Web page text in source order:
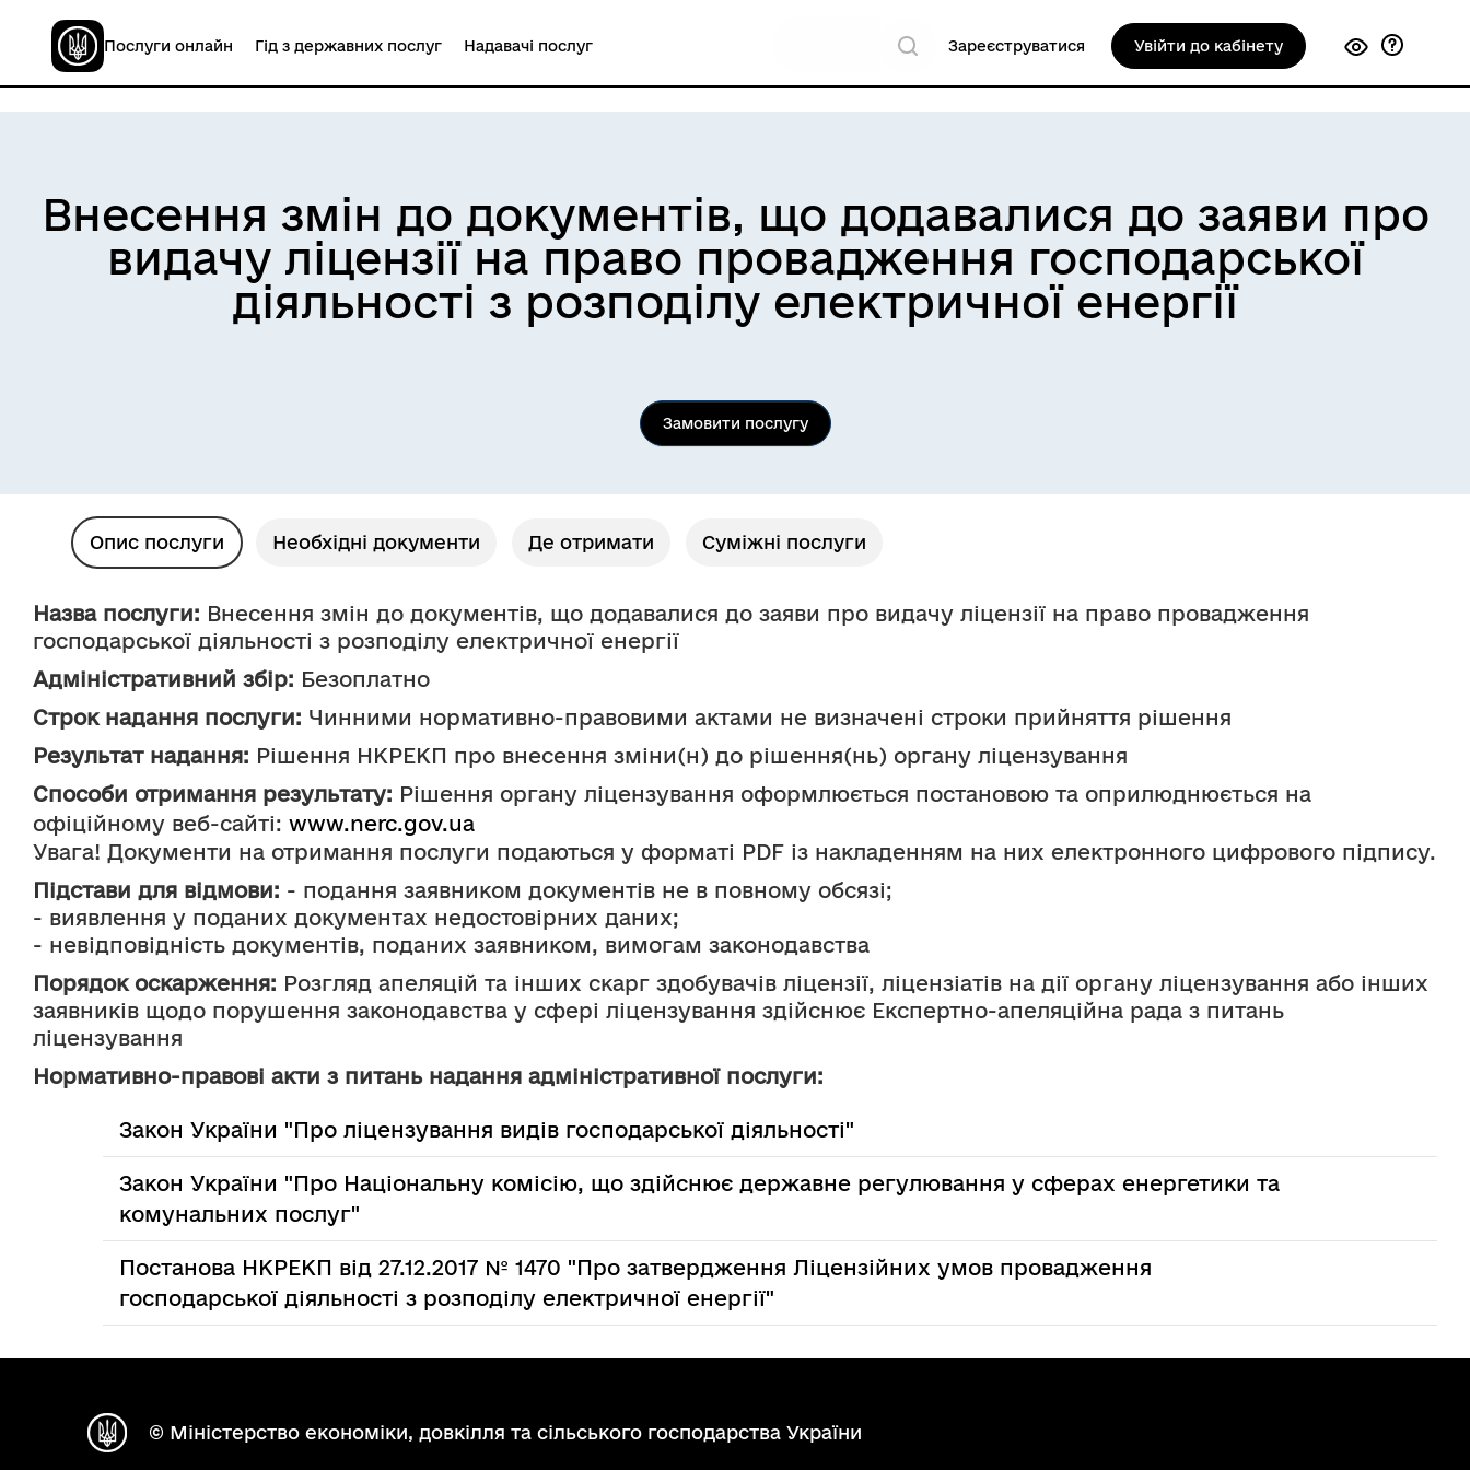
Послуги онлайн Гід з державних послуг Надавачі послуг Зареєструватися Увійти до кабінету
Внесення змін до документів, що додавалися до заяви про
видачу ліцензії на право провадження господарської
діяльності з розподілу електричної енергії
Замовити послугу
Опис послуги Необхідні документи Де отримати Суміжні послуги
Назва послуги: Внесення змін до документів, що додавалися до заяви про видачу ліцензії на право провадження
господарської діяльності з розподілу електричної енергії
Адміністративний збір: Безоплатно
Строк надання послуги: Чинними нормативно-правовими актами не визначені строки прийняття рішення
Результат надання: Рішення НКРЕКП про внесення зміни(н) до рішення(нь) органу ліцензування
Способи отримання результату: Рішення органу ліцензування оформлюється постановою та оприлюднюється на
офіційному веб-сайті: www.nerc.gov.ua
Увага! Документи на отримання послуги подаються у форматі PDF із накладенням на них електронного цифрового підпису.
Підстави для відмови: - подання заявником документів не в повному обсязі;
- виявлення у поданих документах недостовірних даних;
- невідповідність документів, поданих заявником, вимогам законодавства
Порядок оскарження: Розгляд апеляцій та інших скарг здобувачів ліцензії, ліцензіатів на дії органу ліцензування або інших
заявників щодо порушення законодавства у сфері ліцензування здійснює Експертно-апеляційна рада з питань
ліцензування
Нормативно-правові акти з питань надання адміністративної послуги:
Закон України "Про ліцензування видів господарської діяльності"
Закон України "Про Національну комісію, що здійснює державне регулювання у сферах енергетики та
комунальних послуг"
Постанова НКРЕКП від 27.12.2017 № 1470 "Про затвердження Ліцензійних умов провадження
господарської діяльності з розподілу електричної енергії"
© Міністерство економіки, довкілля та сільського господарства України